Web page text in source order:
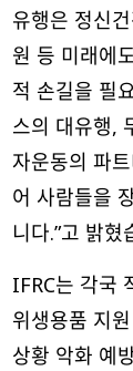
유행은 정신
원 등 미래에
적 손길을 필
스의 대유행,
자운동의 파
어 사람들을
니다.”고 밝혔
IFRC는 각국
위생용품 지
상황 악화 예